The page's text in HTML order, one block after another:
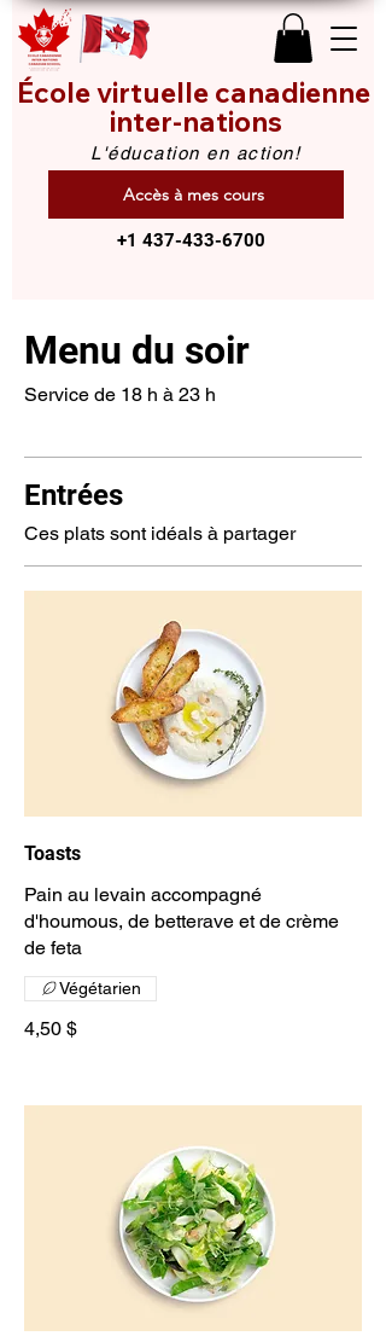
École virtuelle canadienne
inter-nations
L'éducation en action!
+1 437-433-6700
Accès à mes cours
Menu du soir
Service de 18 h à 23 h
Entrées
Ces plats sont idéals à partager
Toasts
Pain au levain accompagné
d'houmous, de betterave et de crème
de feta
4,50 $
Végétarien